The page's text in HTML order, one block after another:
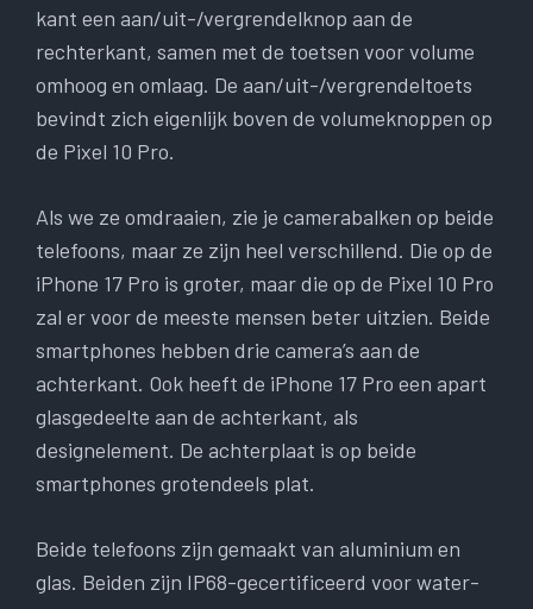
kant een aan/uit-/vergrendelknop aan de
rechterkant, samen met de toetsen voor volume
omhoog en omlaag. De aan/uit-/vergrendeltoets
bevindt zich eigenlijk boven de volumeknoppen op
de Pixel 10 Pro.
Als we ze omdraaien, zie je camerabalken op beide
telefoons, maar ze zijn heel verschillend. Die op de
iPhone 17 Pro is groter, maar die op de Pixel 10 Pro
zal er voor de meeste mensen beter uitzien. Beide
smartphones hebben drie camera’s aan de
achterkant. Ook heeft de iPhone 17 Pro een apart
glasgedeelte aan de achterkant, als
designelement. De achterplaat is op beide
smartphones grotendeels plat.
Beide telefoons zijn gemaakt van aluminium en
glas. Beiden zijn IP68-gecertificeerd voor water-